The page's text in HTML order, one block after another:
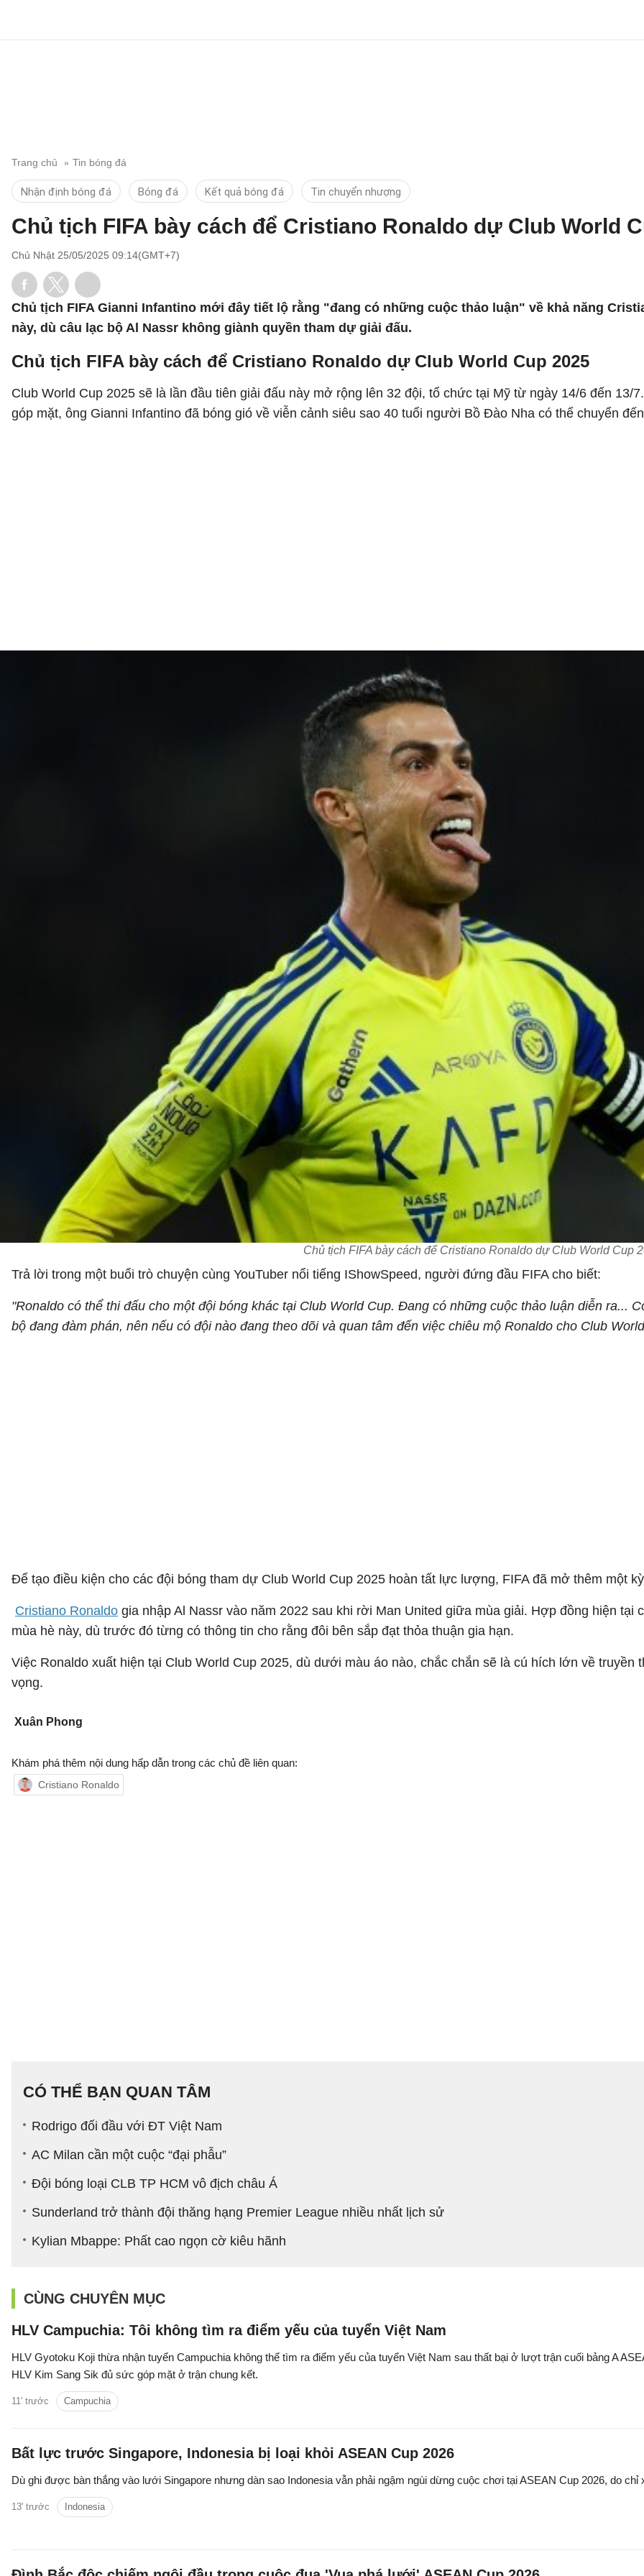
Trang chủ Tin bóng đá
Nhận định bóng đá Bóng đá Kết quả bóng đá Tin chuyển nhượng
Chủ tịch FIFA bày cách để Cristiano Ronaldo dự Club World
Chủ Nhật 25/05/2025 09:14(GMT+7)
Chủ tịch FIFA Gianni Infantino mới đây tiết lộ rằng "đang có những cuộc thảo luận" về khả năng
này, dù câu lạc bộ Al Nassr không giành quyền tham dự giải đấu.
Chủ tịch FIFA bày cách để Cristiano Ronaldo dự Club World Cup 2025
Club World Cup 2025 sẽ là lần đầu tiên giải đấu này mở rộng lên 32 đội, tổ chức tại Mỹ từ ngày 14/6 đến 13/
góp mặt, ông Gianni Infantino đã bóng gió về viễn cảnh siêu sao 40 tuổi người Bồ Đào Nha có thể chuyển
Chủ tịch FIFA bày cách để Cristiano Ronaldo dự Club World Cup
Trả lời trong một buổi trò chuyện cùng YouTuber nổi tiếng IShowSpeed, người đứng đầu FIFA cho biết:
"Ronaldo có thể thi đấu cho một đội bóng khác tại Club World Cup. Đang có những cuộc thảo luận diễn ra...
bộ đang đàm phán, nên nếu có đội nào đang theo dõi và quan tâm đến việc chiêu mộ Ronaldo cho Club
Để tạo điều kiện cho các đội bóng tham dự Club World Cup 2025 hoàn tất lực lượng, FIFA đã mở thêm một
Cristiano Ronaldo gia nhập Al Nassr vào năm 2022 sau khi rời Man United giữa mùa giải. Hợp đồng hiện tại
mùa hè này, dù trước đó từng có thông tin cho rằng đôi bên sắp đạt thỏa thuận gia hạn.
Việc Ronaldo xuất hiện tại Club World Cup 2025, dù dưới màu áo nào, chắc chắn sẽ là cú hích lớn về truyền
vọng.
Xuân Phong
Khám phá thêm nội dung hấp dẫn trong các chủ đề liên quan:
Cristiano Ronaldo
CÓ THỂ BẠN QUAN TÂM
Rodrigo đối đầu với ĐT Việt Nam
AC Milan cần một cuộc “đại phẫu”
Đội bóng loại CLB TP HCM vô địch châu Á
Sunderland trở thành đội thăng hạng Premier League nhiều nhất lịch sử
Kylian Mbappe: Phất cao ngọn cờ kiêu hãnh
CÙNG CHUYÊN MỤC
HLV Campuchia: Tôi không tìm ra điểm yếu của tuyển Việt Nam
HLV Gyotoku Koji thừa nhận tuyển Campuchia không thể tìm ra điểm yếu của tuyển Việt Nam sau thất bại ở lượt trận cuối bảng A
HLV Kim Sang Sik đủ sức góp mặt ở trận chung kết.
11' trước Campuchia
Bất lực trước Singapore, Indonesia bị loại khỏi ASEAN Cup 2026
Dù ghi được bàn thắng vào lưới Singapore nhưng dàn sao Indonesia vẫn phải ngậm ngùi dừng cuộc chơi tại ASEAN Cup 2026, do chỉ
13' trước Indonesia